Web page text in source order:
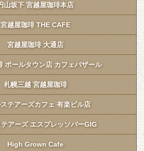
山坂下 宮越屋珈琲本店
宮越屋珈琲 THE CAFE
宮越屋珈琲 大通店
ポールタウン店 カフェバザール
札幌三越 宮越屋珈琲
テアーズカフェ 有楽ビル店
アーズ エスプレッソバーGIG
High Grown Cafe